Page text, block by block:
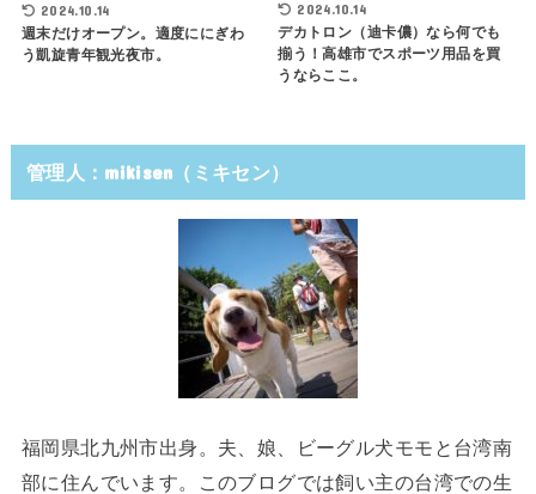
2024.10.14
週末だけオープン。適度ににぎわ
う凱旋青年観光夜市。
2024.10.14
デカトロン（迪卡儂）なら何でも
揃う！高雄市でスポーツ用品を買
うならここ。
管理人：mikisen（ミキセン）
福岡県北九州市出身。夫、娘、ビーグル犬モモと台湾南
部に住んでいます。このブログでは飼い主の台湾での生